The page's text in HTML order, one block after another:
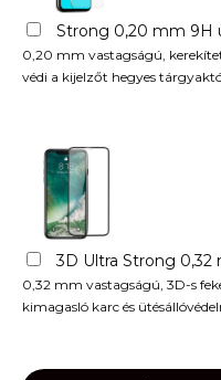
Strong 0,20 mm 9H
0,20 mm vastagságú,
védi a kijelzőt hegyes
3D Ultra Strong
0,32 mm vastagságú, 3D-s
kimagasló karc és